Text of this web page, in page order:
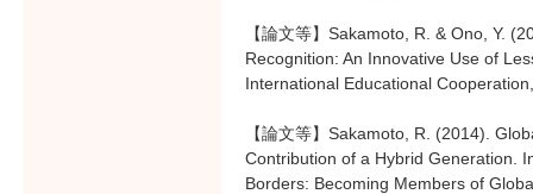
【論文等】Sakamoto, R. & Ono, Y.
Recognition: An Innovative Use of
International Educational
【論文等】Sakamoto, R. (2014).
Contribution of a Hybrid Generation.
Borders: Becoming Members of